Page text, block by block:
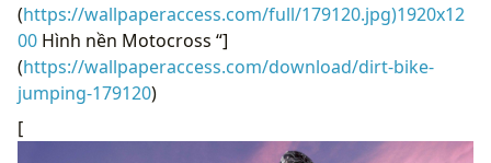
(https://wallpaperaccess.com/full/179120.jpg)1920x12
00 Hình nền Motocross “]
(https://wallpaperaccess.com/download/dirt-bike-
jumping-179120)
[